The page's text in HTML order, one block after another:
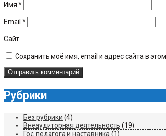
Имя *
Email *
Сайт
Сохранить моё имя, email и адрес сайта в
Рубрики
Без рубрики (4)
Внеаудиторная деятельность (19)
Год педагога и наставника (1)